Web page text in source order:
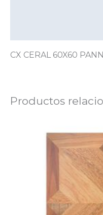
CX CERAL 60X60
Productos